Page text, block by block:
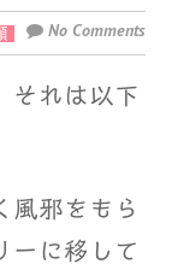
No Comments
それは以下
邪をもら
ーに移して